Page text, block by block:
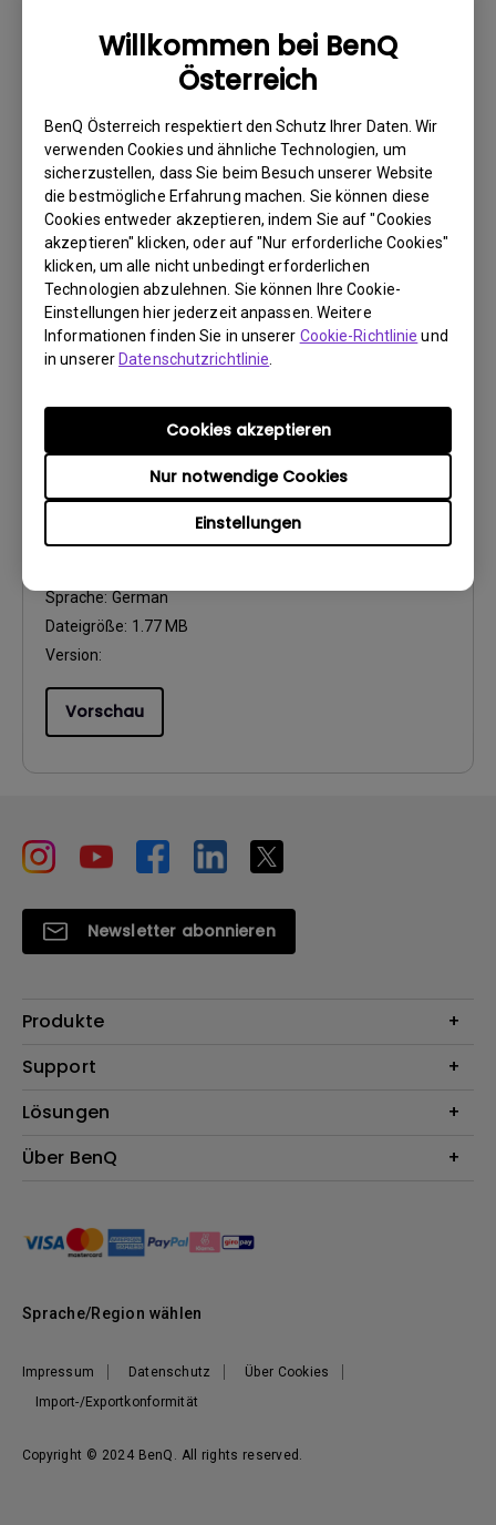
Willkommen bei BenQ
Österreich
BenQ Österreich respektiert den Schutz Ihrer Daten. Wir
verwenden Cookies und ähnliche Technologien, um
sicherzustellen, dass Sie beim Besuch unserer Website
die bestmögliche Erfahrung machen. Sie können diese
Cookies entweder akzeptieren, indem Sie auf "Cookies
akzeptieren" klicken, oder auf "Nur erforderliche Cookies"
klicken, um alle nicht unbedingt erforderlichen
Technologien abzulehnen. Sie können Ihre Cookie-
Einstellungen hier jederzeit anpassen. Weitere
Informationen finden Sie in unserer Cookie-Richtlinie und
in unsererDatenschutzrichtlinie
Einstellungen
Nur notwendige Cookies
Cookies akzeptieren
Benutzerhandbuch
Safety Warning and Notice
Update: 2021/01/06
Sprache:German
Dateigröße:89.06 KB
Version:
Vorschau
Benutzerhandbuch
Sprache: German
Dateigröße: 1.77 MB
Version:
Vorschau
Newsletter abonnieren
Produkte
Beamer
Lampen
Webcams
Support
Kontakt
Reparaturservice
Onlineshop FAQ
BenQ Blog
Lösungen
Für Unternehmen
Über BenQ
Nachhaltigkeit
Unser Versprechen
Copyright © 2024 BenQ. All rights reserved.
Impressum Datenschutz
Über Cookies
Import-/Exportkonformität
Sprache/Region wählen